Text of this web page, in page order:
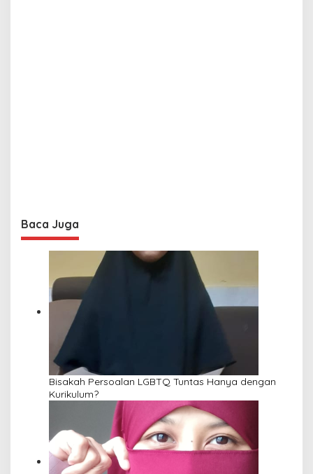
Baca Juga
Bisakah Persoalan LGBTQ Tuntas Hanya dengan
Kurikulum?